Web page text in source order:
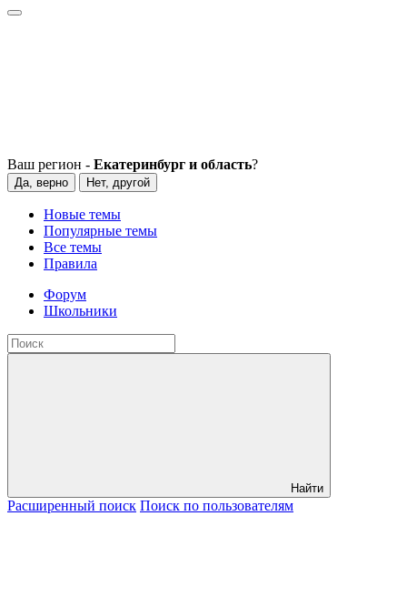
Ваш регион - Екатеринбург и область?
Да, верно Нет, другой
Новые темы
Популярные темы
Все темы
Правила
Форум
Школьники
Найти
Расширенный поиск Поиск по пользователям